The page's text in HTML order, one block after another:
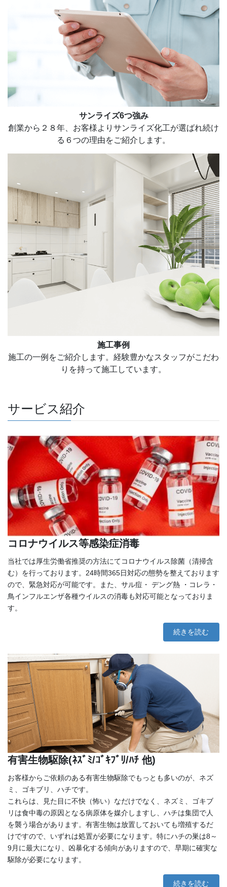
サンライズ6つ強み
創業から２８年、お客様よりサンライズ化工が選ばれ続け
る６つの理由をご紹介します。
施工事例
施工の一例をご紹介します。経験豊かなスタッフがこだわ
りを持って施工しています。
サービス紹介
コロナウイルス等感染症消毒
当社では厚生労働省推奨の方法にてコロナウイルス除菌（清掃含
む）を行っております。24時間365日対応の態勢を整えております
ので、緊急対応が可能です。また、サル痘・ デング熱 ・コレラ・
鳥インフルエンザ各種ウイルスの消毒も対応可能となっておりま
す。
続きを読む
有害生物駆除(ﾈｽﾞﾐ/ｺﾞｷﾌﾞﾘ/ﾊﾁ 他)
お客様からご依頼のある有害生物駆除でもっとも多いのが、ネズ
ミ、ゴキブリ、ハチです。
これらは、見た目に不快（怖い）なだけでなく、ネズミ、ゴキブ
リは食中毒の原因となる病原体を媒介しますし、ハチは集団で人
を襲う場合があります。有害生物は放置しておいても増殖するだ
けですので、いずれは処置が必要になります。特にハチの巣は8～
9月に最大になり、凶暴化する傾向がありますので、早期に確実な
駆除が必要になります。
続きを読む